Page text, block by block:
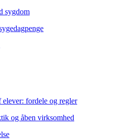
sygdom
elever: fordele og regler
og åben virksomhed